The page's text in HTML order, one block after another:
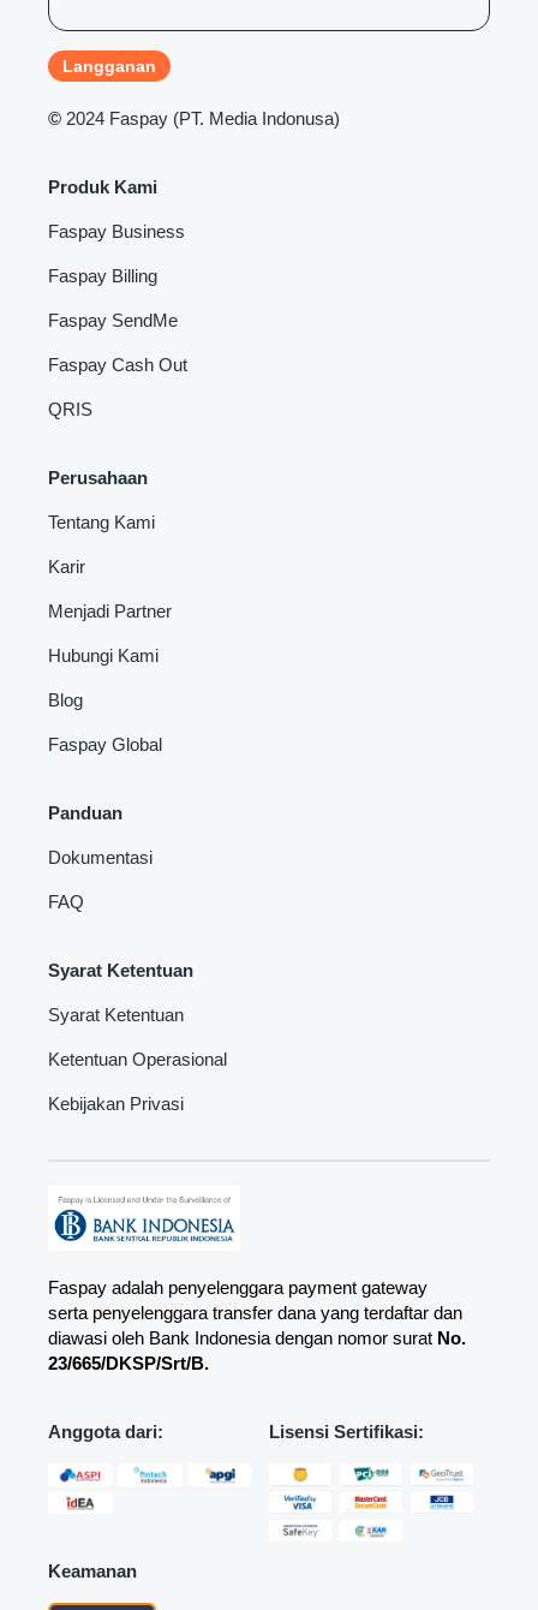
© 2024 Faspay (PT. Media Indonusa)
Produk Kami
Faspay Business
Faspay Billing
Faspay SendMe
Faspay Cash Out
QRIS
Perusahaan
Tentang Kami
Karir
Menjadi Partner
Hubungi Kami
Blog
Faspay Global
Panduan
Dokumentasi
FAQ
Syarat Ketentuan
Syarat Ketentuan
Ketentuan Operasional
Kebijakan Privasi
Faspay adalah penyelenggara payment gateway
serta penyelenggara transfer dana yang terdaftar dan
diawasi oleh Bank Indonesia dengan nomor surat No.
23/665/DKSP/Srt/B.
Anggota dari: Lisensi Sertifikasi:
Keamanan